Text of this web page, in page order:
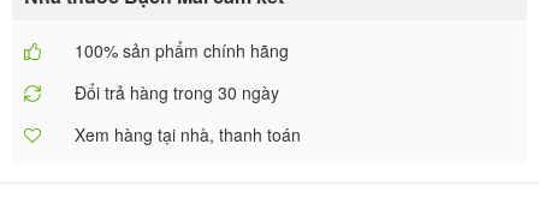
100% sản phẩm chính hãng
Đổi trả hàng trong 30 ngày
Xem hàng tại nhà, thanh toán